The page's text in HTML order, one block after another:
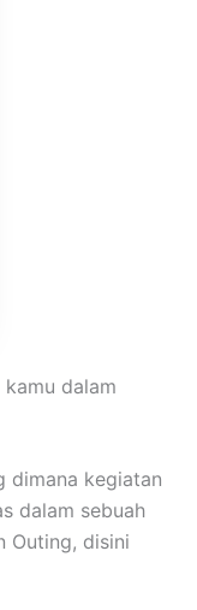
dalam
dimana kegiatan
dalam sebuah
Outing, disini